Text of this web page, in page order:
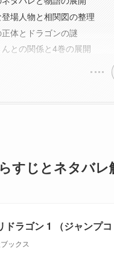
場人物と相関図の整理
体とドラゴンの謎
との関係と4巻の展開
すじとネタバレ
ドラゴン 1 （ジャンプ
ックス